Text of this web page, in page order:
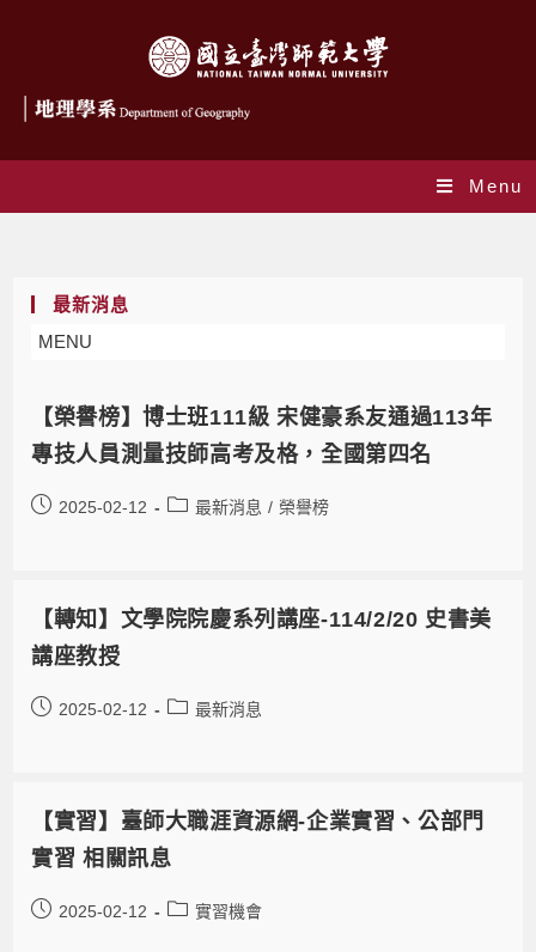
Menu
最新消息
MENU
【榮譽榜】博士班111級 宋健豪系友通過113年
專技人員測量技師高考及格，全國第四名
2025-02-12 最新消息 / 榮譽榜
【轉知】文學院院慶系列講座-114/2/20 史書美
講座教授
2025-02-12 最新消息
【實習】臺師大職涯資源網-企業實習、公部門
實習 相關訊息
2025-02-12 實習機會